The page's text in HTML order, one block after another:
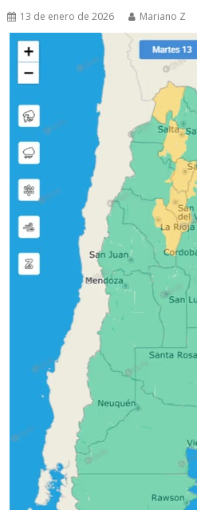
13 de enero de 2026 Mariano Z